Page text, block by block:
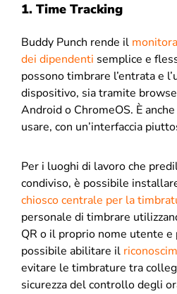
1. Time Tracking
Buddy Punch rende il
dei dipendenti semplice e
possono timbrare l’entrata e
dispositivo, sia tramite
Android o ChromeOS. È
usare, con un’interfaccia
Per i luoghi di lavoro che
condiviso, è possibile
chiosco centrale per la
personale di timbrare
QR o il proprio nome utente
possibile abilitare il
evitare le timbrature tra
sicurezza del controllo degli